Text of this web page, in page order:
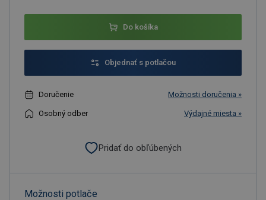
Do košíka
Objednať s potlačou
Doručenie Možnosti doručenia »
Osobný odber Výdajné miesta »
Pridať do obľúbených
Možnosti potlače